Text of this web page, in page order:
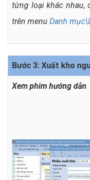
từng loại khác nhau,
trên menu Danh
Bước 3: Xuất kho
Xem phim hướng dẫn